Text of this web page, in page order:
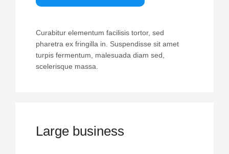
Curabitur elementum facilisis tortor, sed
pharetra ex fringilla in. Suspendisse sit amet
turpis fermentum, malesuada diam sed,
scelerisque massa.
Large business